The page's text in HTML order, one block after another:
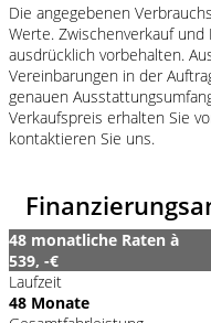
Die angegebenen
Werte. Zwischenverkauf
ausdrücklich vorbehalten.
Vereinbarungen in der
genauen
Verkaufspreis erhalten Sie
kontaktieren Sie uns.
48 monatliche Raten à
539, -€
Laufzeit
48 Monate